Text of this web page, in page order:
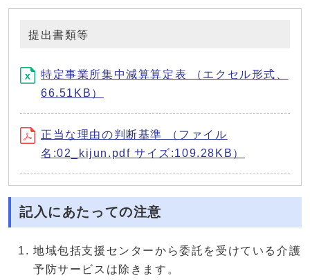
提出書類等
特定事業所集中減算算定表 （エクセル形式、
66.51KB）
正当な理由の判断基準 （ファイル
名:02_kijun.pdf サイズ:109.28KB）
記入にあたっての注意
地域包括支援センターから委託を受けている介護
予防サービスは除きます。